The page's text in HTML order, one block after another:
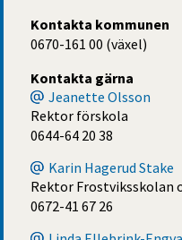
Kontakta kommunen
0670-161 00 (växel)
Kontakta gärna
Jeanette Olsson
Rektor förskola
0644-64 20 38
Karin Hagerud Stake
Rektor Frostviksskolan
0672-41 67 26